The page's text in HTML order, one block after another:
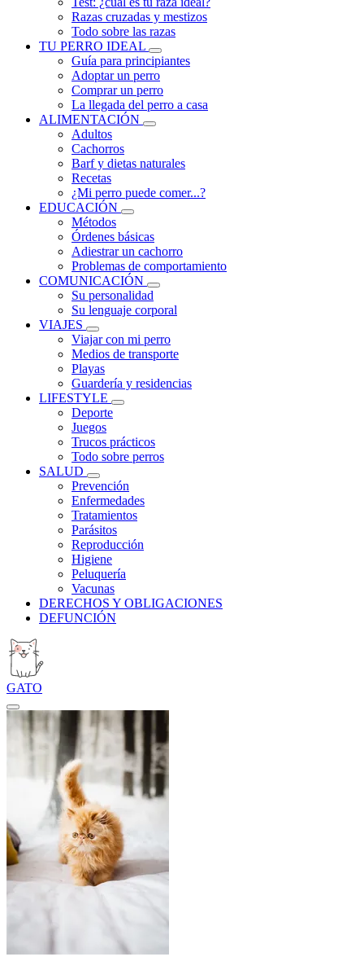
Razas cruzadas y mestizos
Todo sobre las razas
TU PERRO IDEAL
Guía para principiantes
Adoptar un perro
Comprar un perro
La llegada del perro a casa
ALIMENTACIÓN
Adultos
Cachorros
Barf y dietas naturales
Recetas
¿Mi perro puede comer...?
EDUCACIÓN
Métodos
Órdenes básicas
Adiestrar un cachorro
Problemas de comportamiento
COMUNICACIÓN
Su personalidad
Su lenguaje corporal
VIAJES
Viajar con mi perro
Medios de transporte
Playas
Guardería y residencias
LIFESTYLE
Deporte
Juegos
Trucos prácticos
Todo sobre perros
SALUD
Prevención
Enfermedades
Tratamientos
Parásitos
Reproducción
Higiene
Peluquería
Vacunas
DERECHOS Y OBLIGACIONES
DEFUNCIÓN
GATO